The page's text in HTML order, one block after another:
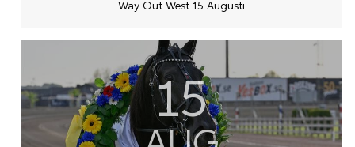
Way Out West 15 Augusti
15